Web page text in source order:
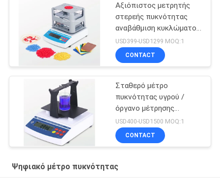
Αξιόπιστος μετρητής
στερεής πυκνότητας
αναβάθμιση κυκλώματος
με καλώδιο σύνδεσης
δεδομένων
USD399-USD1299 MOQ:1
CONTACT
Σταθερό μέτρο
πυκνότητας υγρού /
όργανο μέτρησης
συγκέντρωσης για
ισχυρά οξέα αλκαλικά
υγρά
USD400-USD1500 MOQ:1
CONTACT
Ψηφιακό μέτρο πυκνότητας